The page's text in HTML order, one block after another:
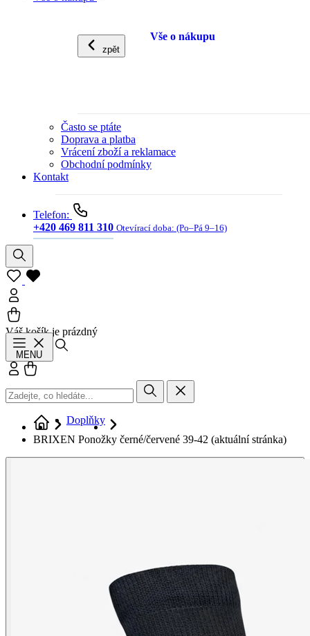
zpět
Vše o nákupu
Často se ptáte
Doprava a platba
Vrácení zboží a reklamace
Obchodní podmínky
Kontakt
Telefon:
+420 469 811 310 Otevírací doba: (Po–Pá 9–16)
Váš košík je prázdný
MENU
Přihlásit se
Doplňky
BRIXEN Ponožky černé/červené 39-42 (aktuální stránka)